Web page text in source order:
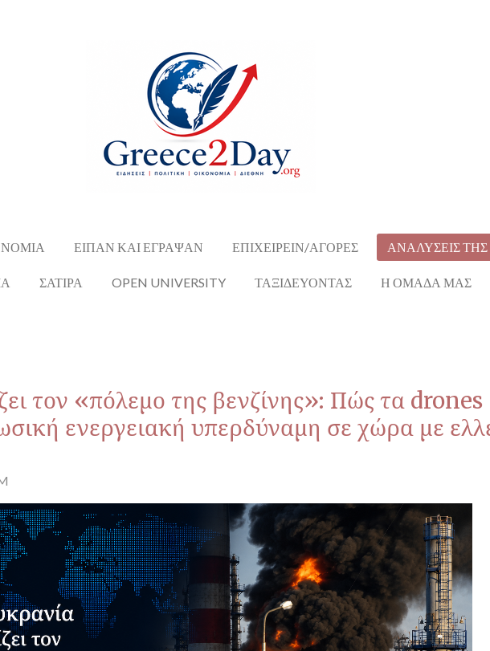
ΕΙΠΑΝ ΚΑΙ ΕΓΡΑΨΑΝ ΕΠΙΧΕΙΡΕΙΝ/ΑΓΟΡΕΣ ΑΝΑΛΥΣΕΙΣ
ΣΑΤΙΡΑ OPEN UNIVERSITY ΤΑΞΙΔΕΥΟΝΤΑΣ Η ΟΜΑΔΑ ΜΑΣ
τον «πόλεμο της βενζίνης»: Πώς τα drones
ενεργειακή υπερδύναμη σε χώρα με